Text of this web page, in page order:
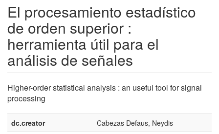
El procesamiento estadístico
de orden superior :
herramienta útil para el
análisis de señales
Higher-order statistical analysis : an useful tool for signal
processing
dc.creator
Cabezas Defaus, Neydis